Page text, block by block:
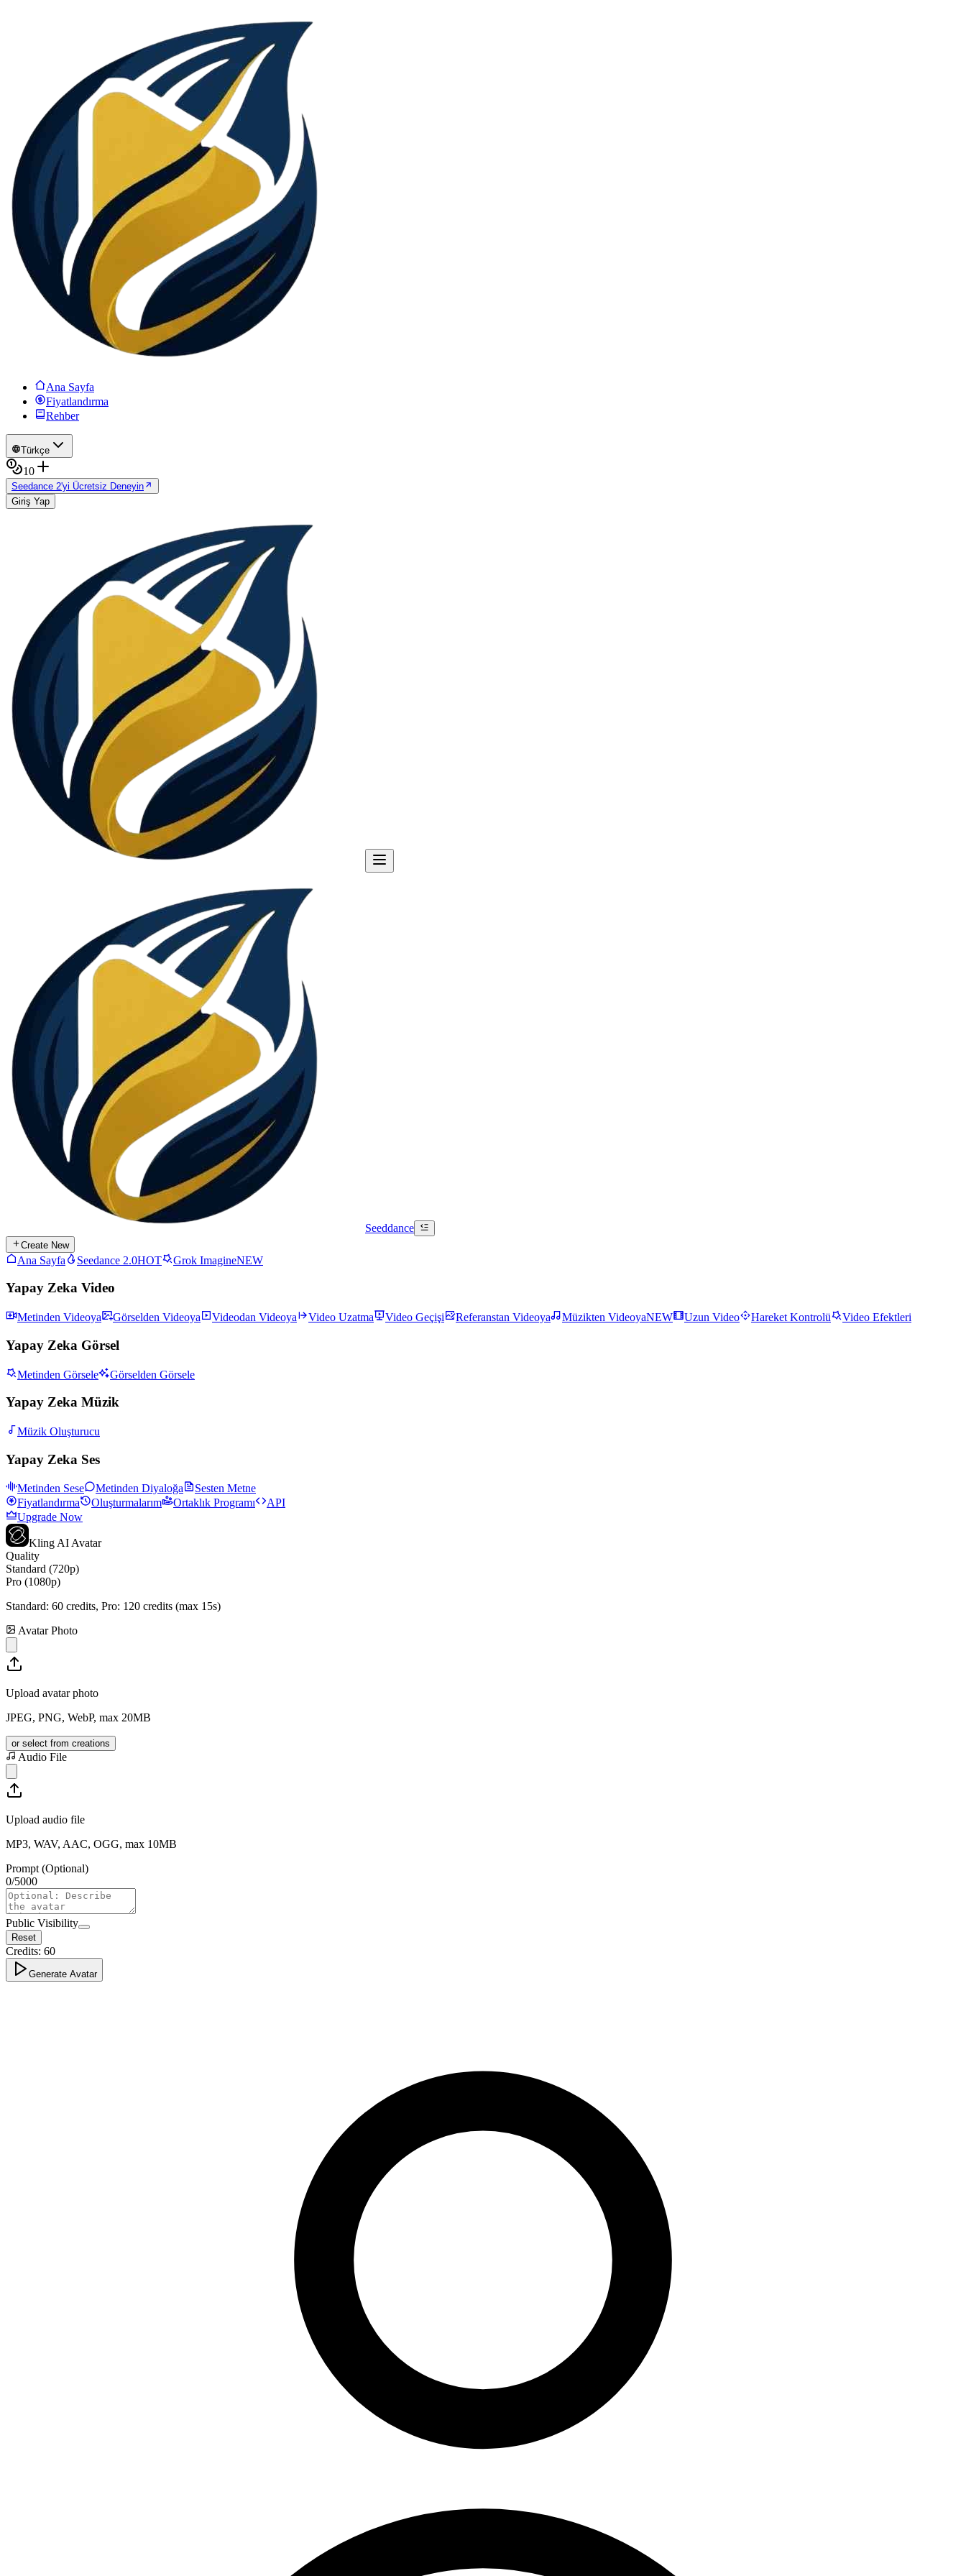
Ana Sayfa
Fiyatlandırma
Rehber
Türkçe
10
Seedance 2'yi Ücretsiz Deneyin
Giriş Yap
Seeddance
Create New
Ana Sayfa Seedance 2.0HOT Grok ImagineNEW
Yapay Zeka Video
Metinden Videoya Görselden Videoya Videodan Videoya Video Uzatma Video Geçişi Referanstan Videoya Müzikten VideoyaNEW Uzun Video Hareket Kontrolü Video Efektleri
Yapay Zeka Görsel
Metinden Görsele Görselden Görsele
Yapay Zeka Müzik
Müzik Oluşturucu
Yapay Zeka Ses
Metinden Sese Metinden Diyaloğa
Sesten Metne
Fiyatlandırma
Oluşturmalarım Ortaklık Programı
API
Upgrade Now
Kling AI Avatar
Quality
Standard (720p)
Pro (1080p)
Standard: 60 credits, Pro: 120 credits (max 15s)
Avatar Photo
Upload avatar photo
JPEG, PNG, WebP, max 20MB
or select from creations
Audio File
Upload audio file
MP3, WAV, AAC, OGG, max 10MB
Prompt (Optional)
0/5000
Public Visibility
Reset
Credits: 60
Generate Avatar